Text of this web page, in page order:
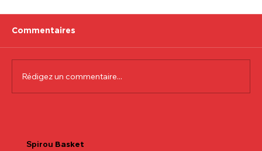
Commentaires
Rédigez un commentaire...
Spirou Basket